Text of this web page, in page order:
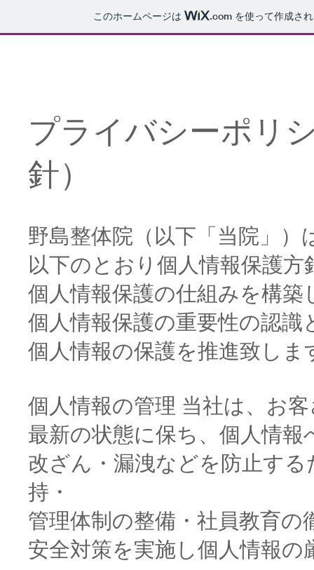
このホームページは .com を使って作成さ
プライバシーポリ
針） ​
野島整体院（以下「当院」）
以下のとおり個人情報保護方
個人情報保護の仕組みを構築
個人情報保護の重要性の認
個人情報の保護を推進致しま
個人情報の管理 当社は、お
最新の状態に保ち、個人情
改ざん・漏洩などを防止す
持・
管理体制の整備・社員教育
安全対策を実施し個人情報